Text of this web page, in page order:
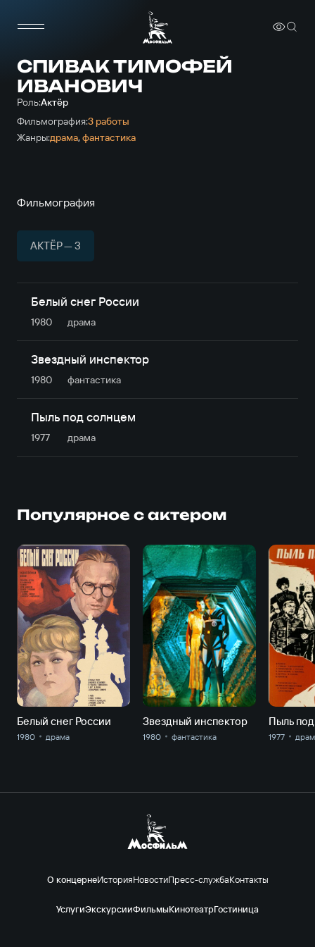
СПИВАК ТИМОФЕЙ
ИВАНОВИЧ
Роль:Актёр
Фильмография:3 работы
Жанры:драма,фантастика
Фильмография
АКТЁР — 3
Белый снег России
1980 драма
Звездный инспектор
1980 фантастика
Пыль под солнцем
1977 драма
Популярное с актером
Белый снег России
1980 драма
Звездный инспектор
1980 фантастика
Пыль
1977
О концернеИсторияНовостиПресс-службаКонтакты
УслугиЭкскурсииФильмыКинотеатрГостиница